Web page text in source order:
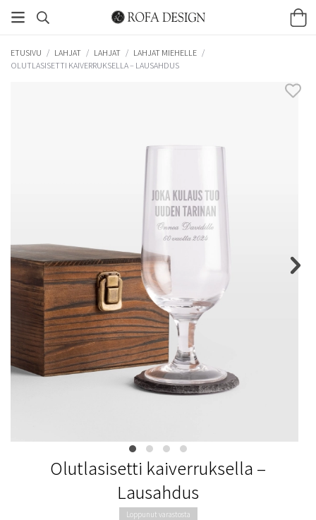
ETUSIVU / LAHJAT / LAHJAT / LAHJAT MIEHELLE /
OLUTLASISETTI KAIVERRUKSELLA – LAUSAHDUS
Olutlasisetti kaiverruksella –
Lausahdus
Loppunut varastosta